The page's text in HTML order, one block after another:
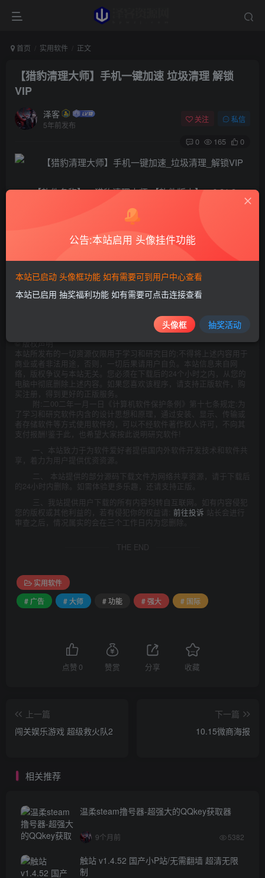
首页 实用软件 正文
【猎豹清理大师】手机一键加速 垃圾清理 解锁
VIP
泽客
5年前发布
关注 私信
0 165 0
【软件名称】：猎豹清理大师 【软件版本】：6.21.3
【软件大小】：41.65MB 【测试系统】：小米 【使用说
明】：功能强大，装机必备！一键加速，手机运行如飞，强
力快速清理垃圾占用空间，手机秒变清净，安全应用锁等
等，已解锁功能
©版权声明
本站所发布的一切资源仅限用于学习和研究目的;不得将上述内容用于
商业或者非法用途，否则，一切后果请用户自负。本站信息来自网
络，版权争议与本站无关。您必须在下载后的24个小时之内，从您的
电脑中彻底删除上述内容。如果您喜欢该程序，请支持正版软件，购
买注册，得到更好的正版服务。
附:二00二年一月一日《计算机软件保护条例》第十七条规定:为
了学习和研究软件内含的设计思想和原理，通过安装、显示、传输或
者存储软件等方式使用软件的，可以不经软件著作权人许可，不向其
支付报酬!鉴于此，也希望大家按此说明研究软件!
一、本站致力于为软件爱好者提供国内外软件开发技术和软件共
享，着力为用户提供优资资源。
二、 本站提供的部分源码下载文件为网络共享资源，请于下载后
的24小时内删除。如需体验更多乐趣，还请支持正版。
三、我站提供用户下载的所有内容均转自互联网。如有内容侵犯
您的版权或其他利益的，若有侵犯你的权益请: 前往投诉 站长会进行
审查之后，情况属实的会在三个工作日内为您删除。
THE END
实用软件
# 广告
# 大师 # 功能 # 强大 # 国际
点赞 0 赞赏 分享 收藏
上一篇
闯关娱乐游戏 超级救火队2
下一篇
10.15微商海报
相关推荐
温柔steam撸号器-超强大的QQkey获取器
9个月前 5382
触站 v1.4.52 国产小P站/无需翻墙 超清无限
制
公告:本站启用 头像挂件功能
本站已启动 头像框功能 如有需要可到用户中心查看
本站已启用 抽奖福利功能 如有需要可点击连接查看
头像框 抽奖活动